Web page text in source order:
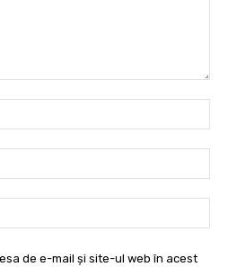
de e-mail și site-ul web în acest